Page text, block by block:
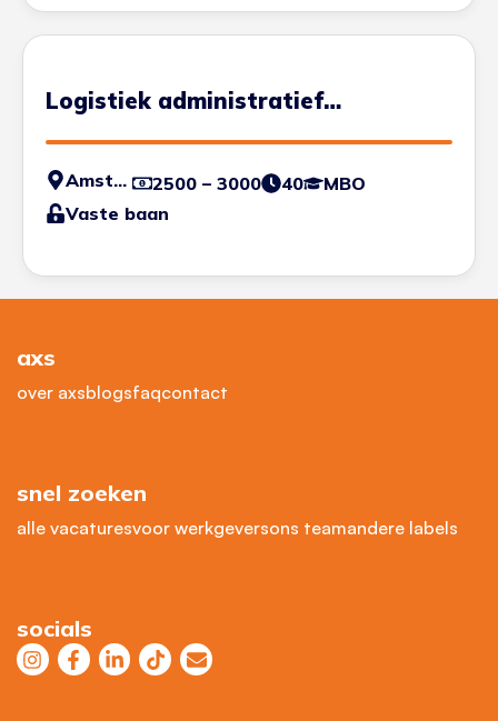
Logistiek administratief
medewerker
Amsterdam 2500 – 3000 40
MBO
Vaste baan
axs
over axsblogsfaqcontact
snel zoeken
alle vacaturesvoor werkgeversons teamandere labels
socials